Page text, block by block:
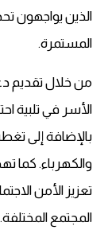
الذين يواجهون
المستمرة.
من خلال تقديم
الأسر في تلبية
بالإضافة إلى
والكهرباء. كما
تعزيز الأمن
المجتمع المختلفة.